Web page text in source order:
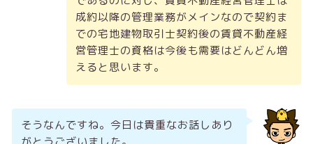
成約以降の管理業務がメインなので契約ま
での宅地建物取引士契約後の賃貸不動産経
営管理士の資格は今後も需要はどんどん増
えると思います。
そうなんですね。今日は貴重なお話しあり